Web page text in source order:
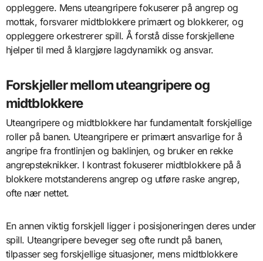
oppleggere. Mens uteangripere fokuserer på angrep og
mottak, forsvarer midtblokkere primært og blokkerer, og
oppleggere orkestrerer spill. Å forstå disse forskjellene
hjelper til med å klargjøre lagdynamikk og ansvar.
Forskjeller mellom uteangripere og
midtblokkere
Uteangripere og midtblokkere har fundamentalt forskjellige
roller på banen. Uteangripere er primært ansvarlige for å
angripe fra frontlinjen og baklinjen, og bruker en rekke
angrepsteknikker. I kontrast fokuserer midtblokkere på å
blokkere motstanderens angrep og utføre raske angrep,
ofte nær nettet.
En annen viktig forskjell ligger i posisjoneringen deres under
spill. Uteangripere beveger seg ofte rundt på banen,
tilpasser seg forskjellige situasjoner, mens midtblokkere